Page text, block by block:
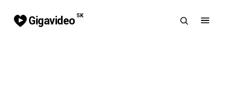
Gigavideo SK